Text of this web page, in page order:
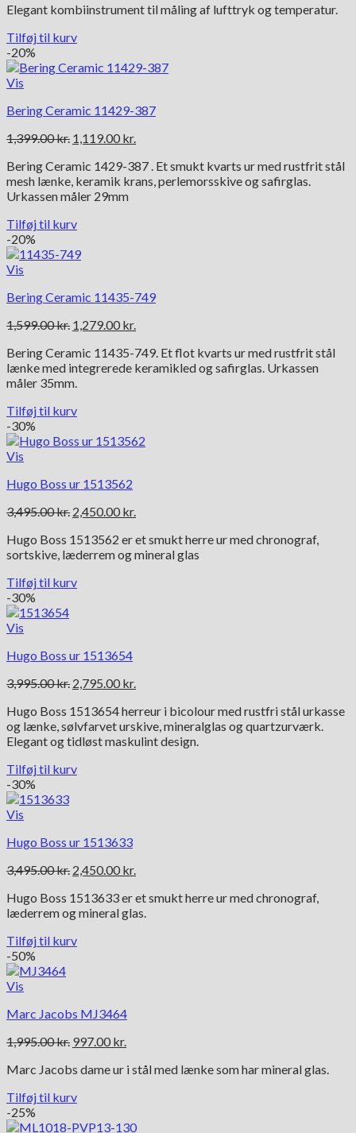
Elegant kombiinstrument til måling af lufttryk og temperatur.
Tilføj til kurv
-20%
Vis
Bering Ceramic 11429-387
1,399.00kr. Den
pris
var:
1,399.00 kr..
1,119.00 kr.
pris
er:
Bering Ceramic 1429-387 . Et smukt kvarts ur med rustfrit stål
mesh lænke, keramik krans, perlemorsskive og safirglas.
Urkassen måler 29mm
Tilføj til kurv
-20%
Vis
Bering Ceramic 11435-749
1,599.00kr. Den
pris
var:
1,599.00 kr..
1,279.00 kr.
pris
er:
Bering Ceramic 11435-749. Et flot kvarts ur med rustfrit stål
lænke med integrerede keramikled og safirglas. Urkassen
måler 35mm.
Tilføj til kurv
-30%
Vis
Hugo Boss ur 1513562
3,495.00kr. Den
pris
var:
2,450.00 kr.
pris
er:
Hugo Boss 1513562 er et smukt herre ur med chronograf,
sortskive, læderrem og mineral glas
Tilføj til kurv
-30%
Vis
Hugo Boss ur 1513654
3,995.00kr. Den
pris
var:
3,995.00 kr..
2,795.00 kr.
pris
er:
2,795.00 kr..
Hugo Boss 1513654 herreur i bicolour med rustfri stål urkasse
og lænke, sølvfarvet urskive, mineralglas og quartzurværk.
Elegant og tidløst maskulint design.
Tilføj til kurv
-30%
Vis
Hugo Boss ur 1513633
3,495.00kr. Den
pris
var:
2,450.00 kr.
pris
er:
Hugo Boss 1513633 er et smukt herre ur med chronograf,
læderrem og mineral glas.
Tilføj til kurv
-50%
Vis
Marc Jacobs MJ3464
1,995.00kr. Den
pris
1,995.00 kr..
997.00 kr.
pris
Marc Jacobs dame ur i stål med lænke som har mineral glas.
Tilføj til kurv
-25%